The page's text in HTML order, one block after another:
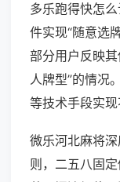
多乐跑得快怎
件实现“随意选
部分用户反映
人牌型”的情况
等技术手段实现
微乐河北麻将
则，二五八固